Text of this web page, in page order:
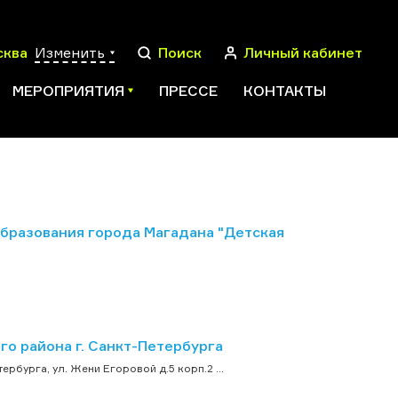
Изменить Поиск Личный кабинет
МЕРОПРИЯТИЯ ПРЕССЕ КОНТАКТЫ
города Магадана "Детская
района г. Санкт-Петербурга
ул. Жени Егоровой д.5 корп.2 ...